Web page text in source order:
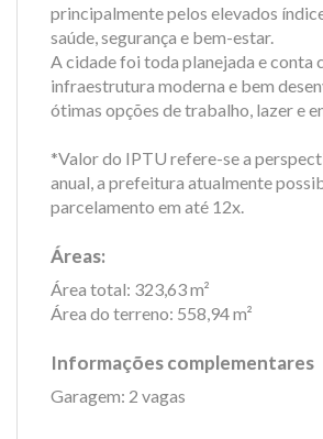
principalmente pelos elevados
saúde, segurança e bem-estar.
A cidade foi toda planejada e conta
infraestrutura moderna e bem
ótimas opções de trabalho, lazer e
*Valor do IPTU refere-se a
anual, a prefeitura atualmente
parcelamento em até 12x.
Áreas:
Área total: 323,63 m²
Área do terreno: 558,94 m²
Informações complementares
Garagem: 2 vagas